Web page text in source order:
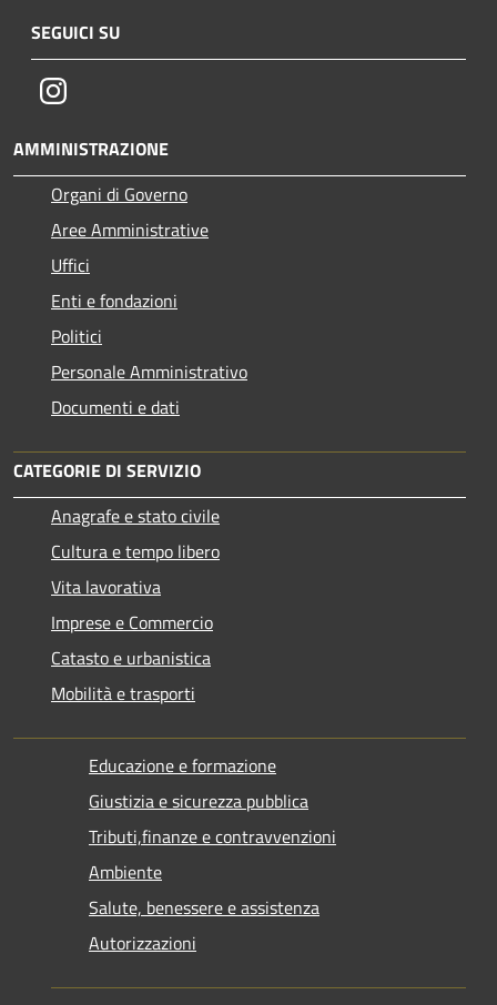
SEGUICI SU
Instagram
AMMINISTRAZIONE
Organi di Governo
Aree Amministrative
Uffici
Enti e fondazioni
Politici
Personale Amministrativo
Documenti e dati
CATEGORIE DI SERVIZIO
Anagrafe e stato civile
Cultura e tempo libero
Vita lavorativa
Imprese e Commercio
Catasto e urbanistica
Mobilità e trasporti
Educazione e formazione
Giustizia e sicurezza pubblica
Tributi,finanze e contravvenzioni
Ambiente
Salute, benessere e assistenza
Autorizzazioni